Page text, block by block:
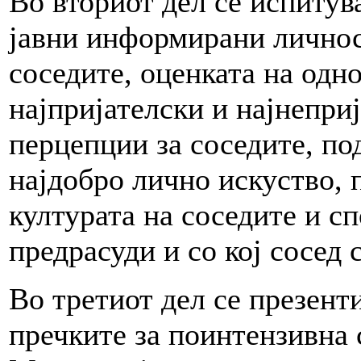
јавни информирани
соседите, оценката на
најпријателски и
перцепции за соседите,
најдобро лично искуство,
културата на соседите и
предрасуди и со кој сосед
Во третиот дел се
пречките за